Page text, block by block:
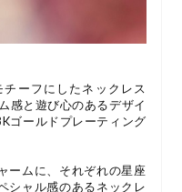
ーフにしたネックレス
感と遊び心のあるデザイ
ゴールドプレーティング
ームに、それぞれの星座
シャル感のあるネックレ